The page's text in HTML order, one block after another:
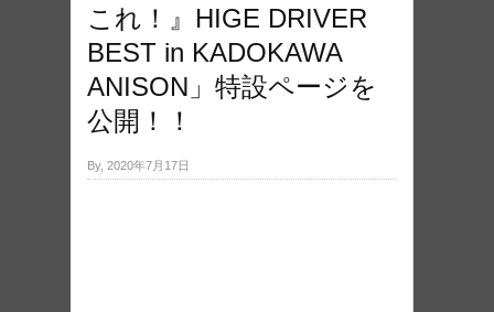
これ！』HIGE DRIVER
BEST in KADOKAWA
ANISON」特設ページを
公開！！
By, 2020年7月17日